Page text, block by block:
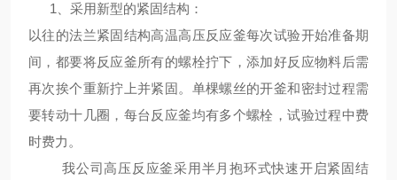
1、采用新型的紧固结构：
以往的法兰紧固结构高温高压反应釜每次试验开始准备期
间，都要将反应釜所有的螺栓拧下，添加好反应物料后需
再次挨个重新拧上并紧固。单棵螺丝的开釜和密封过程需
要转动十几圈，每台反应釜均有多个螺栓，试验过程中费
时费力。
我公司高压反应釜采用半月抱环式快速开启紧固结